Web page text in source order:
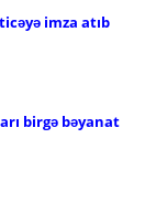
imza atıb
birgə bəyanat